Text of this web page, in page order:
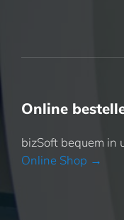
Online
bizSoft bequem in
Online Shop →